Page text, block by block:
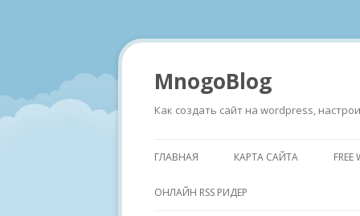
MnogoBlog
Как создать сайт на wordpress,
ГЛАВНАЯ КАРТА САЙТА
ОНЛАЙН RSS РИДЕР